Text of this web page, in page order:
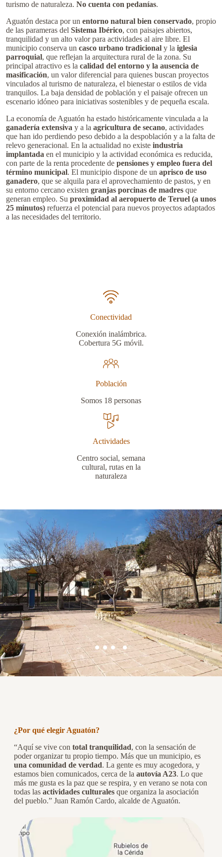
turismo de naturaleza. No cuenta con pedanías.
Aguatón destaca por un entorno natural bien conservado, propio
de las parameras del Sistema Ibérico, con paisajes abiertos,
tranquilidad y un alto valor para actividades al aire libre. El
municipio conserva un casco urbano tradicional y la iglesia
parroquial, que reflejan la arquitectura rural de la zona. Su
principal atractivo es la calidad del entorno y la ausencia de
masificación, un valor diferencial para quienes buscan proyectos
vinculados al turismo de naturaleza, el bienestar o estilos de vida
tranquilos. La baja densidad de población y el paisaje ofrecen un
escenario idóneo para iniciativas sostenibles y de pequeña escala.
La economía de Aguatón ha estado históricamente vinculada a la
ganadería extensiva y a la agricultura de secano, actividades
que han ido perdiendo peso debido a la despoblación y a la falta de
relevo generacional. En la actualidad no existe industria
implantada en el municipio y la actividad económica es reducida,
con parte de la renta procedente de pensiones y empleo fuera del
término municipal. El municipio dispone de un aprisco de uso
ganadero, que se alquila para el aprovechamiento de pastos, y en
su entorno cercano existen granjas porcinas de madres que
generan empleo. Su proximidad al aeropuerto de Teruel (a unos
25 minutos) refuerza el potencial para nuevos proyectos adaptados
a las necesidades del territorio.
Conectividad
Conexión inalámbrica.
Cobertura 5G móvil.
Población
Somos 18 personas
Actividades
Centro social, semana
cultural, rutas en la
naturaleza
Slide 2 of 4
¿Por qué elegir Aguatón?
“Aquí se vive con total tranquilidad, con la sensación de
poder organizar tu propio tiempo. Más que un municipio, es
una comunidad de verdad. La gente es muy acogedora, y
estamos bien comunicados, cerca de la autovía A23. Lo que
más me gusta es la paz que se respira, y en verano se nota con
todas las actividades culturales que organiza la asociación
del pueblo.” Juan Ramón Cardo, alcalde de Aguatón.